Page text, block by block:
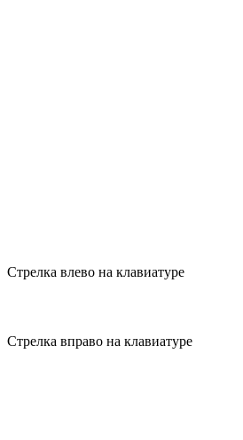
Стрелка влево на клавиатуре
Стрелка вправо на клавиатуре